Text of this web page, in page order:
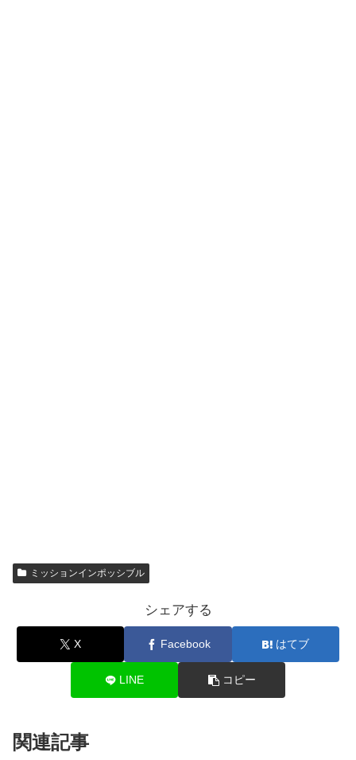
ミッションインポッシブル
シェアする
X Facebook はてブ
LINE コピー
関連記事